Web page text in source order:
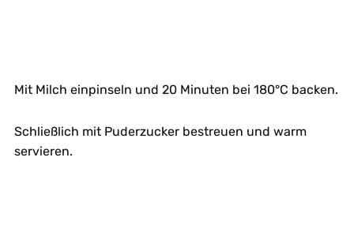
Mit Milch einpinseln und 20 Minuten bei 180°C backen.
Schließlich mit Puderzucker bestreuen und warm
servieren.